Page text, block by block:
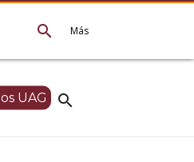
Más
search
search
UAG